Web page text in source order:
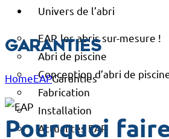
Univers de l’abri
EAP, les abris sur-mesure !
Abri de piscine
Conception d’abri de
Fabrication
Installation
Actualités EAP
Garanties
HomeEAPGaranties
Pourquoi